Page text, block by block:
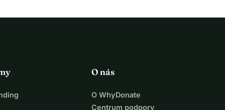
O nás
O WhyDonate
Centrum podpory